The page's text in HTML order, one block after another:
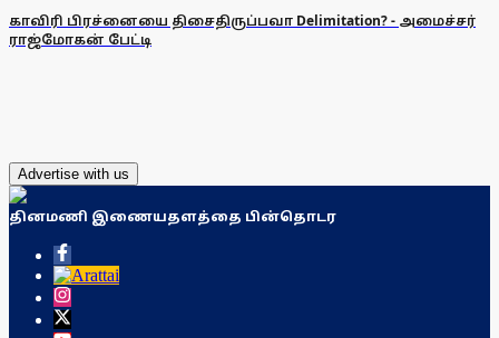
காவிரி பிரச்னையை திசைதிருப்பவா Delimitation? - அமைச்சர்
ராஜ்மோகன் பேட்டி
Advertise with us
தினமணி இணையதளத்தை பின்தொடர